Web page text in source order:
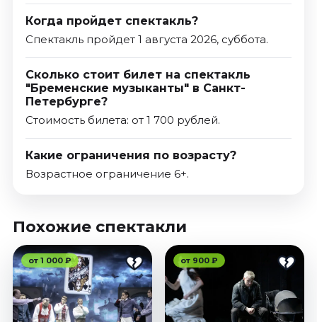
Когда пройдет спектакль?
Спектакль пройдет 1 августа 2026, суббота.
Сколько стоит билет на спектакль
"Бременские музыканты" в Санкт-
Петербурге?
Стоимость билета: от 1 700 рублей.
Какие ограничения по возрасту?
Возрастное ограничение 6+.
Похожие спектакли
от 1 000 ₽ от 900 ₽